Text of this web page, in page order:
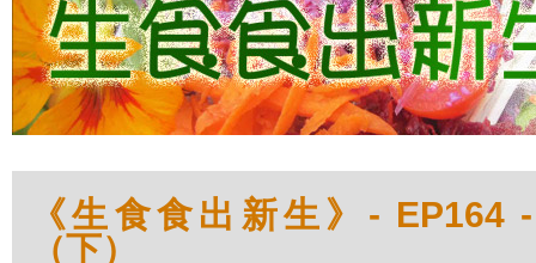
《生食食出新生》- EP164
（下）